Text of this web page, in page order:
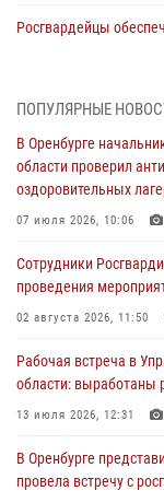
Росгвардейцы
жизненной ситуации
26 июля 2026, 14:45
Росгвардейцы
24 июля 2026, 12:25
При силовой
23 июля 2026, 10:47
Итоги работы
23 июля 2026, 10:34
ПОПУЛЯРНЫЕ
В Оренбурге
области проверил
оздоровительных
07 июля 2026, 10:06
Сотрудники
проведения
02 августа 2026, 11:50
Рабочая встреча в
области: выработаны
13 июля 2026, 12:31
В Оренбурге
провела встречу с